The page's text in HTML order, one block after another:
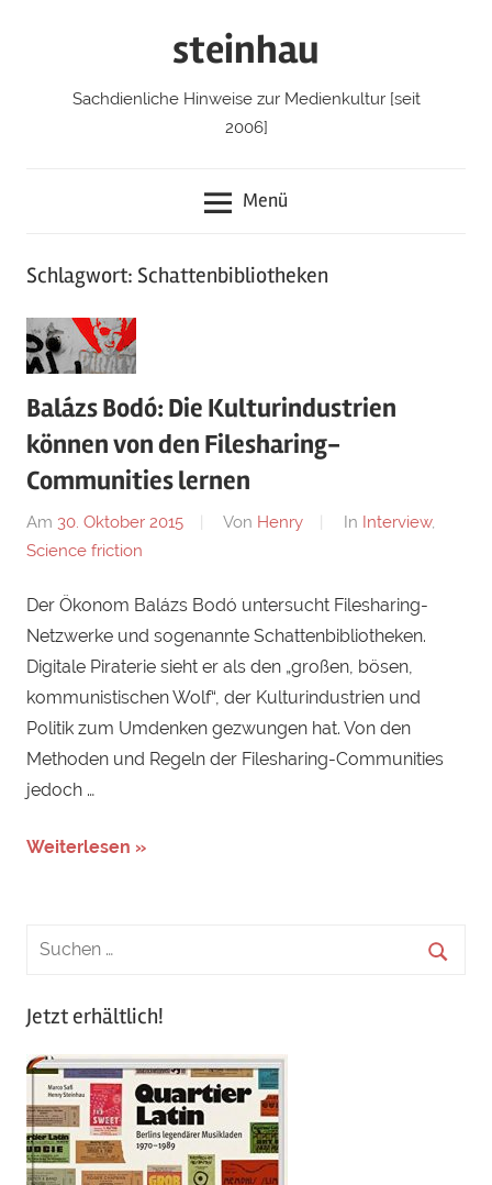
steinhau
Sachdienliche Hinweise zur Medienkultur [seit
2006]
Menü
Schlagwort: Schattenbibliotheken
Balázs Bodó: Die Kulturindustrien
können von den Filesharing-
Communities lernen
Am 30. Oktober 2015 Von Henry In Interview,
Science friction
Der Ökonom Balázs Bodó untersucht Filesharing-
Netzwerke und sogenannte Schattenbibliotheken.
Digitale Piraterie sieht er als den „großen, bösen,
kommunistischen Wolf“, der Kulturindustrien und
Politik zum Umdenken gezwungen hat. Von den
Methoden und Regeln der Filesharing-Communities
jedoch …
Weiterlesen »
Jetzt erhältlich!